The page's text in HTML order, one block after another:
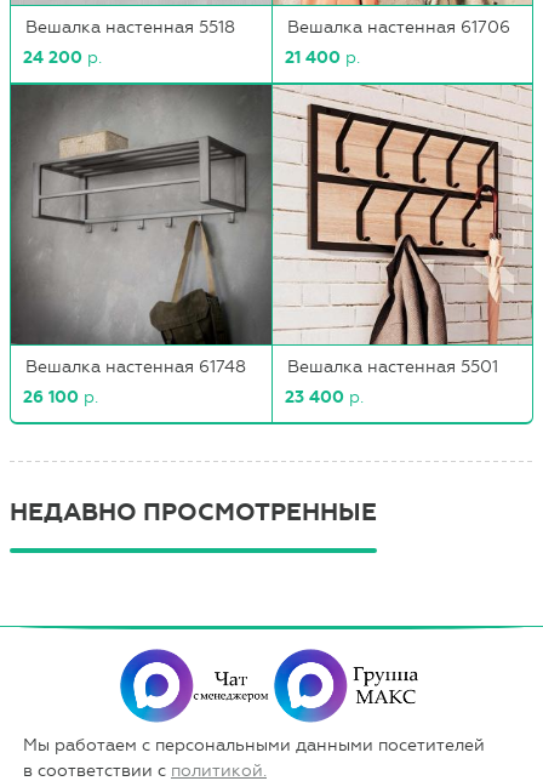
Вешалка настенная 5518
24 200 р.
Вешалка настенная 61706
21 400 р.
Вешалка настенная 61748
26 100 р.
Вешалка настенная 5501
23 400 р.
НЕДАВНО ПРОСМОТРЕННЫЕ
Мы работаем с персональными данными посетителей
в соответствии с политикой.